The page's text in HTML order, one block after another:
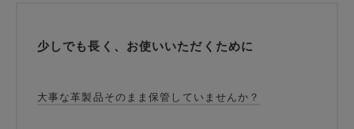
少しでも長く、お使いいただくために
大事な革製品そのまま保管していませんか？